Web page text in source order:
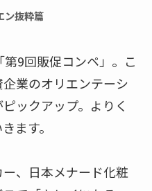
ン抜粋篇
9回販促コンペ」。こ
業のオリエンテーシ
ックアップ。よりく
ます。
、日本メナード化粧